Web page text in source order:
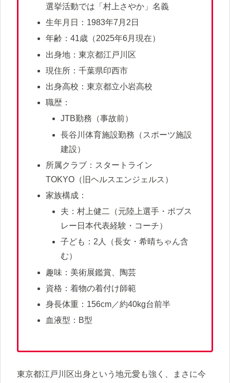
選挙活動では「村上さやか」名義
生年月日：1983年7月2日
年齢：41歳（2025年6月現在）
出身地：東京都江戸川区
現住所：千葉県印西市
出身高校：東京都立小岩高校
職歴：
JTB勤務（事故前）
長谷川体育施設勤務（スポーツ施設
建設）
所属クラブ：スタートライン
TOKYO（旧ヘルスエンジェルス）
家族構成：
夫：村上健二（元陸上選手・ボブス
レー日本代表経験・コーチ）
子ども：2人（長女・希晴ちゃん含
む）
趣味：美術展鑑賞、陶芸
資格：着物の着付け師範
身長体重：156cm／約40kg台前半
血液型：B型
東京都江戸川区出身という地元愛も強く、まさに今